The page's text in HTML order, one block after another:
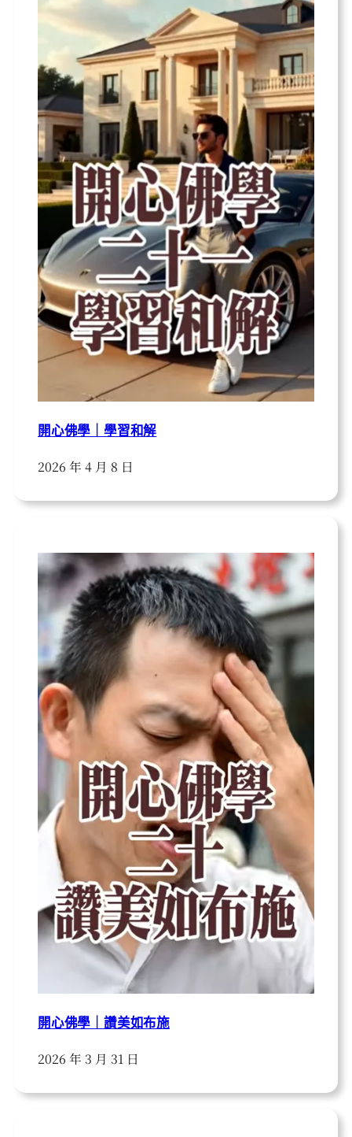
開心佛學｜學習和解
2026 年 4 月 8 日
開心佛學｜讚美如布施
2026 年 3 月 31 日